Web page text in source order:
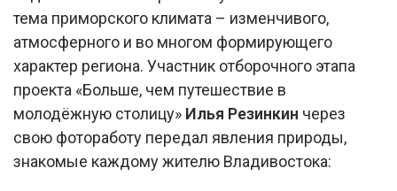
тема приморского климата – изменчивого,
атмосферного и во многом формирующего
характер региона. Участник отборочного этапа
проекта «Больше, чем путешествие в
молодёжную столицу» Илья Резинкин через
свою фотоработу передал явления природы,
знакомые каждому жителю Владивостока: